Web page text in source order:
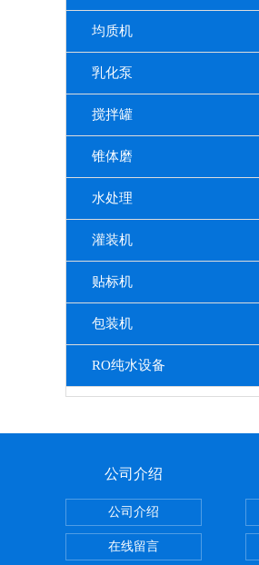
均质机
乳化泵
搅拌罐
锥体磨
水处理
灌装机
贴标机
包装机
RO纯水设备
公司介绍
公司介绍
在线留言